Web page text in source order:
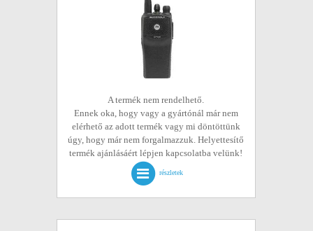
A termék nem rendelhető.
Ennek oka, hogy vagy a gyártónál már nem
elérhető az adott termék vagy mi döntöttünk
úgy, hogy már nem forgalmazzuk. Helyettesítő
termék ajánlásáért lépjen kapcsolatba velünk!
részletek